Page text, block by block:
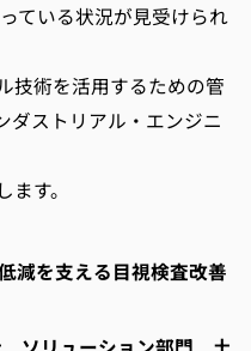
ている状況が見受けられ
技術を活用するための管
ダストリアル・エンジニ
す。
減を支える目視検査改善